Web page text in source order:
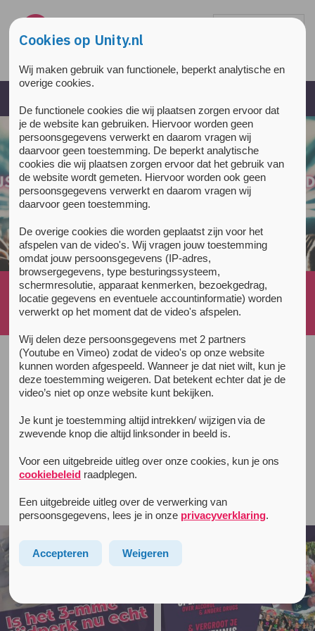
Home »News»
(Nederlands) Unity podcast: introductie in het project
Unity
All news items
January 23, 2021
(Nederlands) Unity podcast:
introductie in het project Unity
Follow unityinfo on Instagram
Cookies op Unity.nl
Wij maken gebruik van functionele, beperkt analytische en
overige cookies.
De functionele cookies die wij plaatsen zorgen ervoor dat
je de website kan gebruiken. Hiervoor worden geen
persoonsgegevens verwerkt en daarom vragen wij
daarvoor geen toestemming. De beperkt analytische
cookies die wij plaatsen zorgen ervoor dat het gebruik van
de website wordt gemeten. Hiervoor worden ook geen
persoonsgegevens verwerkt en daarom vragen wij
daarvoor geen toestemming.
De overige cookies die worden geplaatst zijn voor het
afspelen van de video's. Wij vragen jouw toestemming
omdat jouw persoonsgegevens (IP-adres,
browsergegevens, type besturingssysteem,
schermresolutie, apparaat kenmerken, bezoekgedrag,
locatie gegevens en eventuele accountinformatie) worden
verwerkt op het moment dat de video's afspelen.
Wij delen deze persoonsgegevens met 2 partners
(Youtube en Vimeo) zodat de video's op onze website
kunnen worden afgespeeld. Wanneer je dat niet wilt, kun je
deze toestemming weigeren. Dat betekent echter dat je de
video’s niet op onze website kunt bekijken.
Je kunt je toestemming altijd intrekken/ wijzigen via de
zwevende knop die altijd linksonder in beeld is.
Voor een uitgebreide uitleg over onze cookies, kun je ons
cookiebeleidraadplegen.
Een uitgebreide uitleg over de verwerking van
persoonsgegevens, lees je in onze privacyverklaring.
Accepteren Weigeren